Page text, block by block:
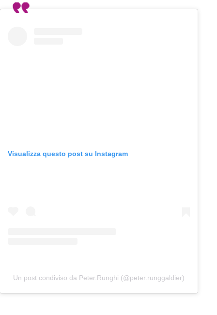
Visualizza questo post su Instagram
Un post condiviso da Peter.Runghi (@peter.runggaldier)